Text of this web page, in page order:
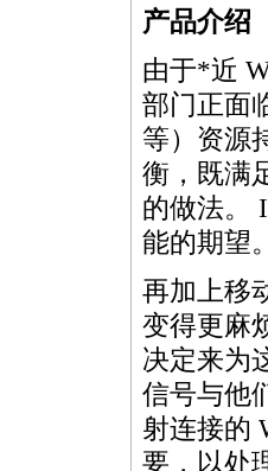
产品介绍
由于*近
部门正面
等）资源
衡，既满
的做法。
能的期望。
再加上移
变得更麻
决定来为
信号与他
射连接的
要，以处